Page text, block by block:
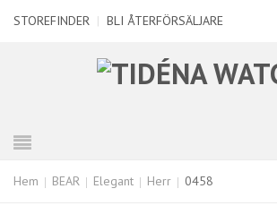
STOREFINDER | BLI ÅTERFÖRSÄLJARE
Hem BEAR Elegant Herr 0458